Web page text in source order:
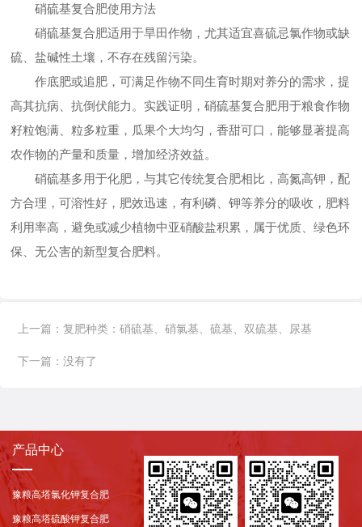
硝硫基复合肥使用方法
硝硫基复合肥适用于旱田作物，尤其适宜喜硫忌氯作物或缺
硫、盐碱性土壤，不存在残留污染。
作底肥或追肥，可满足作物不同生育时期对养分的需求，提
高其抗病、抗倒伏能力。实践证明，硝硫基复合肥用于粮食作物
籽粒饱满、粒多粒重，瓜果个大均匀，香甜可口，能够显著提高
农作物的产量和质量，增加经济效益。
硝硫基多用于化肥，与其它传统复合肥相比，高氮高钾，配
方合理，可溶性好，肥效迅速，有利磷、钾等养分的吸收，肥料
利用率高，避免或减少植物中亚硝酸盐积累，属于优质、绿色环
保、无公害的新型复合肥料。
上一篇：复肥种类：硝硫基、硝氯基、硫基、双硫基、尿基
下一篇：没有了
产品中心
豫粮高塔氯化钾复合肥
豫粮高塔硫酸钾复合肥